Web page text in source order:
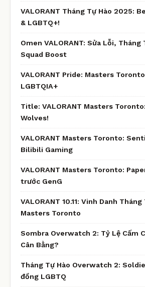
VALORANT Tháng Tự Hào 2025:
& LGBTQ+!
Omen VALORANT: Sửa Lỗi, Tháng
Squad Boost
VALORANT Pride: Masters
LGBTQIA+
Title: VALORANT Masters
Wolves!
VALORANT Masters Toronto:
Bilibili Gaming
VALORANT Masters Toronto:
trước GenG
VALORANT 10.11: Vinh Danh Tháng
Masters Toronto
Sombra Overwatch 2: Tỷ Lệ Cấm
Cân Bằng?
Tháng Tự Hào Overwatch 2:
đồng LGBTQ